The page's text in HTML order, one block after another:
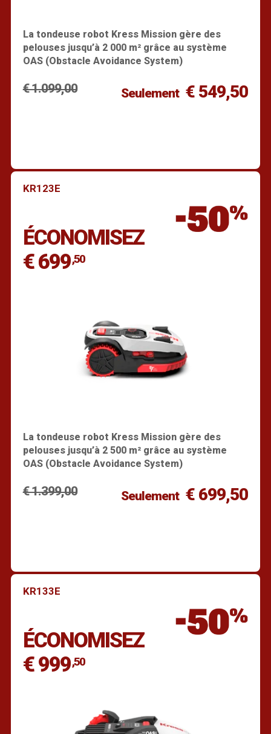
La tondeuse robot Kress Mission gère des
pelouses jusqu’à 2 000 m² grâce au système
OAS (Obstacle Avoidance System)
€ 1.099,00 Seulement € 549,50
Trouver un revendeur
KR123E
ÉCONOMISEZ
€ 699,50
La tondeuse robot Kress Mission gère des
pelouses jusqu’à 2 500 m² grâce au système
OAS (Obstacle Avoidance System)
€ 1.399,00 Seulement € 699,50
Trouver un revendeur
KR133E
ÉCONOMISEZ
€ 999,50